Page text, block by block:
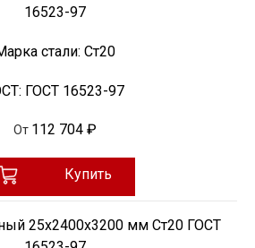
16523-97
стали: Ст20
ГОСТ 16523-97
От 112 704 ₽
Купить
25х2400х3200 мм Ст20 ГОСТ